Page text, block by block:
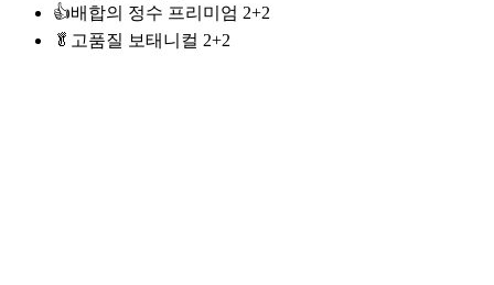
👍배합의 정수 프리미엄 2+2
🥬고품질 보태니컬 2+2